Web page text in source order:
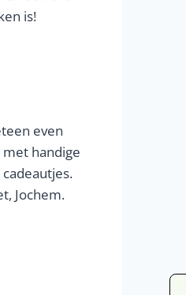
is!
even
handige
Jochem.